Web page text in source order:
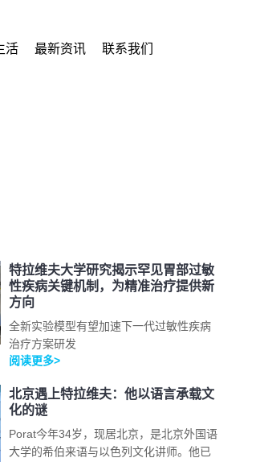
活 最新资讯 联系我们
特拉维夫大学研究揭示罕见胃部过敏
性疾病关键机制，为精准治疗提供新
方向
全新实验模型有望加速下一代过敏性疾病
治疗方案研发
阅读更多>
北京遇上特拉维夫：他以语言承载文
化的谜
Porat今年34岁，现居北京，是北京外国语
大学的希伯来语与以色列文化讲师。他已